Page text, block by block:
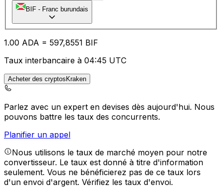
BIF - Franc burundais
1.00 ADA = 597,8551 BIF
Taux interbancaire à 04:45 UTC
Acheter des cryptosKraken
Parlez avec un expert en devises dès aujourd'hui. Nous
pouvons battre les taux des concurrents.
Planifier un appel
Nous utilisons le taux de marché moyen pour notre
convertisseur. Le taux est donné à titre d'information
seulement. Vous ne bénéficierez pas de ce taux lors
d'un envoi d'argent. Vérifiez les taux d'envoi.